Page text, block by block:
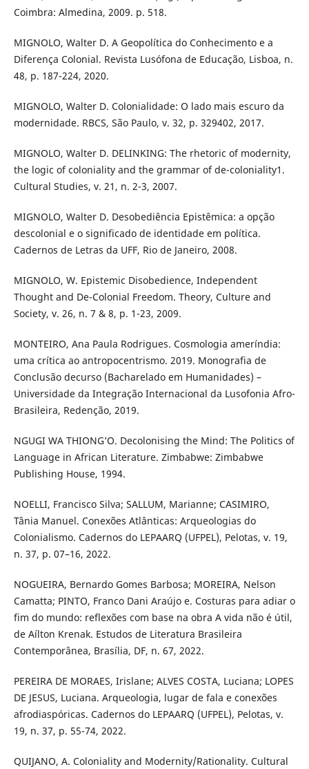
Coimbra: Almedina, 2009. p. 518.
MIGNOLO, Walter D. A Geopolítica do Conhecimento e a
Diferença Colonial. Revista Lusófona de Educação, Lisboa, n.
48, p. 187-224, 2020.
MIGNOLO, Walter D. Colonialidade: O lado mais escuro da
modernidade. RBCS, São Paulo, v. 32, p. 329402, 2017.
MIGNOLO, Walter D. DELINKING: The rhetoric of modernity,
the logic of coloniality and the grammar of de-coloniality1.
Cultural Studies, v. 21, n. 2-3, 2007.
MIGNOLO, Walter D. Desobediência Epistêmica: a opção
descolonial e o significado de identidade em política.
Cadernos de Letras da UFF, Rio de Janeiro, 2008.
MIGNOLO, W. Epistemic Disobedience, Independent
Thought and De-Colonial Freedom. Theory, Culture and
Society, v. 26, n. 7 & 8, p. 1-23, 2009.
MONTEIRO, Ana Paula Rodrigues. Cosmologia ameríndia:
uma crítica ao antropocentrismo. 2019. Monografia de
Conclusão decurso (Bacharelado em Humanidades) –
Universidade da Integração Internacional da Lusofonia Afro-
Brasileira, Redenção, 2019.
NGUGI WA THIONG’O. Decolonising the Mind: The Politics of
Language in African Literature. Zimbabwe: Zimbabwe
Publishing House, 1994.
NOELLI, Francisco Silva; SALLUM, Marianne; CASIMIRO,
Tânia Manuel. Conexões Atlânticas: Arqueologias do
Colonialismo. Cadernos do LEPAARQ (UFPEL), Pelotas, v. 19,
n. 37, p. 07–16, 2022.
NOGUEIRA, Bernardo Gomes Barbosa; MOREIRA, Nelson
Camatta; PINTO, Franco Dani Araújo e. Costuras para adiar o
fim do mundo: reflexões com base na obra A vida não é útil,
de Aílton Krenak. Estudos de Literatura Brasileira
Contemporânea, Brasília, DF, n. 67, 2022.
PEREIRA DE MORAES, Irislane; ALVES COSTA, Luciana; LOPES
DE JESUS, Luciana. Arqueologia, lugar de fala e conexões
afrodiaspóricas. Cadernos do LEPAARQ (UFPEL), Pelotas, v.
19, n. 37, p. 55-74, 2022.
QUIJANO, A. Coloniality and Modernity/Rationality. Cultural